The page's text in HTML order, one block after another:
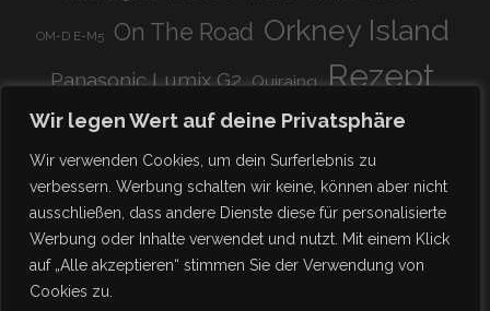
Wir legen Wert auf deine Privatsphäre
Wir verwenden Cookies, um dein Surferlebnis zu
verbessern. Werbung schalten wir keine, können aber nicht
ausschließen, dass andere Dienste diese für personalisierte
Werbung oder Inhalte verwendet und nutzt. Mit einem Klick
auf „Alle akzeptieren“ stimmen Sie der Verwendung von
Cookies zu.
OM-D E-M5 On The Road Orkney Island
Panasonic Lumix G2 Quiraing Rezept
Rundreise schnell & einfach Scotland
Stadion super lecker Systemkamera
vegetarisch Viadukt weitnau woooohoooo!!!!
zu Hause ♥